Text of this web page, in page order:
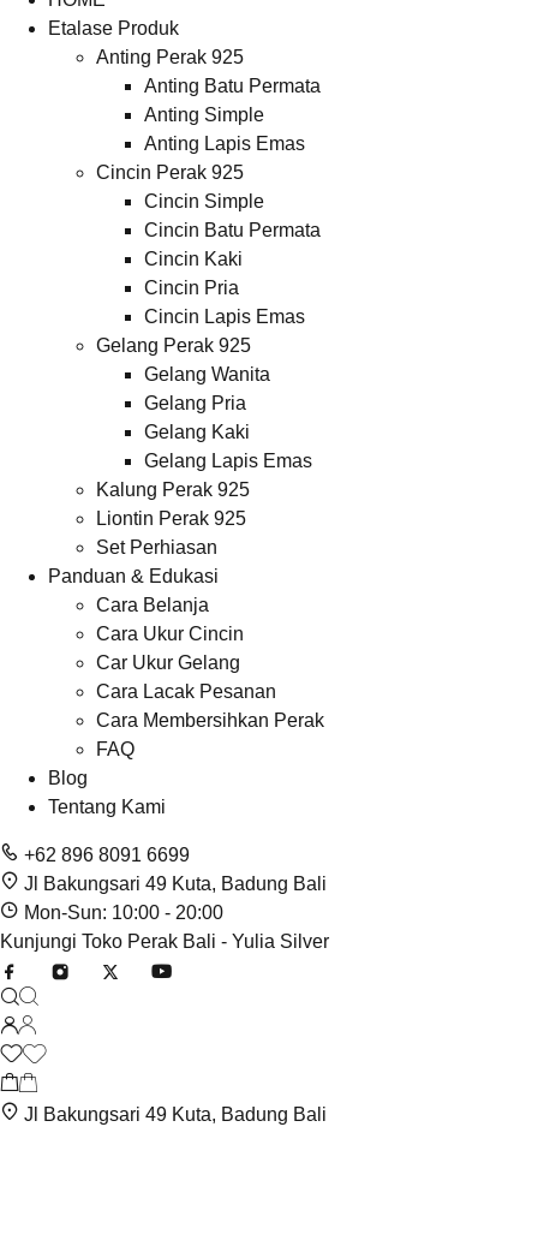
Etalase Produk
Anting Perak 925
Anting Batu Permata
Anting Simple
Anting Lapis Emas
Cincin Perak 925
Cincin Simple
Cincin Batu Permata
Cincin Kaki
Cincin Pria
Cincin Lapis Emas
Gelang Perak 925
Gelang Wanita
Gelang Pria
Gelang Kaki
Gelang Lapis Emas
Kalung Perak 925
Liontin Perak 925
Set Perhiasan
Panduan & Edukasi
Cara Belanja
Cara Ukur Cincin
Car Ukur Gelang
Cara Lacak Pesanan
Cara Membersihkan Perak
FAQ
Blog
Tentang Kami
+62 896 8091 6699
Jl Bakungsari 49 Kuta, Badung Bali
Mon-Sun: 10:00 - 20:00
Kunjungi Toko Perak Bali - Yulia Silver
Jl Bakungsari 49 Kuta, Badung Bali